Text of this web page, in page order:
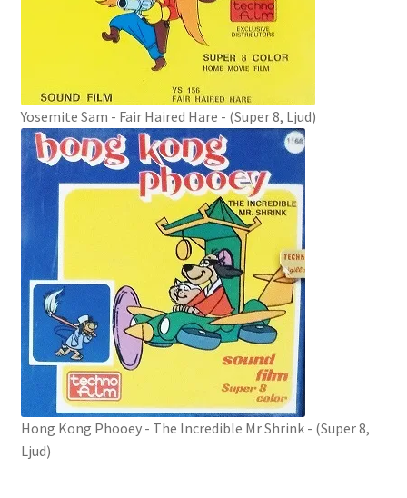
Yosemite Sam - Fair Haired Hare - (Super 8, Ljud)
Hong Kong Phooey - The Incredible Mr Shrink - (Super 8,
Ljud)